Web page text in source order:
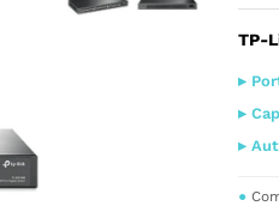
Agrandir l’image : TP-
Agrandir
TP-
▸
▸
▸
●